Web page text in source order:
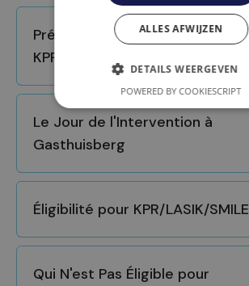
Préparation à Domicile pour
KPR/LASIK/SMILE
Le Jour de l'Intervention à
Gasthuisberg
Éligibilité pour KPR/LASIK/SMILE
Qui N'est Pas Éligible pour
ALLES AFWIJZEN
DETAILS WEERGEVEN
POWERED BY COOKIESCRIPT